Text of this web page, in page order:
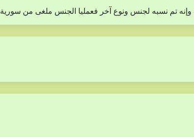
وإنه تم نسبه لجنس ونوع آخر فعمليا الجنس ملغى من سورية